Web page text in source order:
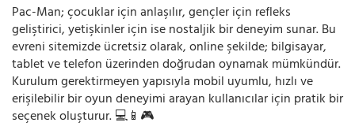
Pac-Man; çocuklar için anlaşılır, gençler için refleks
geliştirici, yetişkinler için ise nostaljik bir deneyim sunar. Bu
evreni sitemizde ücretsiz olarak, online şekilde; bilgisayar,
tablet ve telefon üzerinden doğrudan oynamak mümkündür.
Kurulum gerektirmeyen yapısıyla mobil uyumlu, hızlı ve
erişilebilir bir oyun deneyimi arayan kullanıcılar için pratik bir
seçenek oluşturur. 💻📱🎮